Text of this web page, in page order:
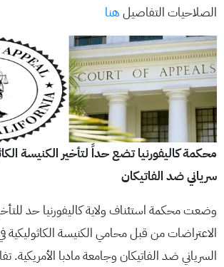
الصلاحيات التفاصيل هنا
محكمة كاليفورنيا تضع حداً لتأخير الكنيسة
سرياني ضد الفاتيكان
وضعت محكمة استئناف ولاية كاليفورنيا حد
الاعتراضات من قبل محامي الكنيسة الكاثوليكية
السرياني ضد الفاتيكان وجامعة مادبا الأمريكية.